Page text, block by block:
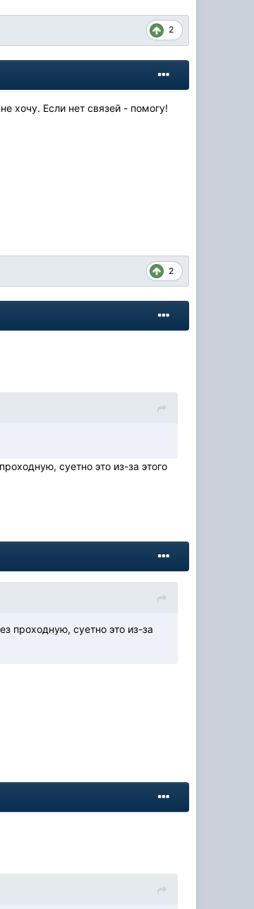
2
хочу. Если нет связей - помогу!
2
суетно это из-за этого
проходную, суетно это из-за